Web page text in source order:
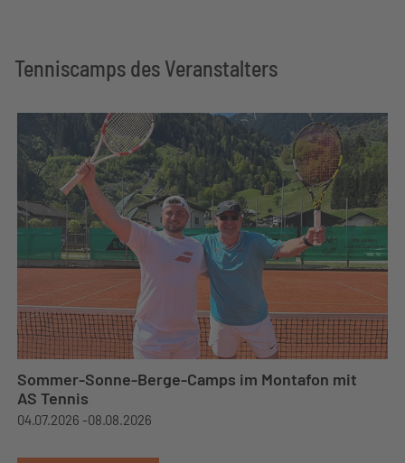
Tenniscamps des Veranstalters
Sommer-Sonne-Berge-Camps im Montafon mit
AS Tennis
04.07.2026 -08.08.2026